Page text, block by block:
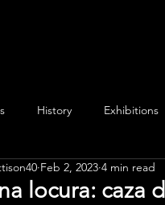
History Exhibitions
Engagement Leadership
locura: caza
Feb 2, 2023 4 min read